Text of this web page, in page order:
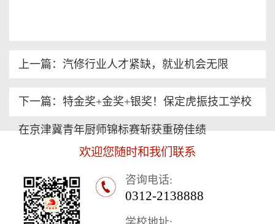
上一篇：汽修行业人才紧缺，就业机会无限
下一篇：特金奖+金奖+银奖！保定虎振技工学校
在京津冀青年厨师锦标赛斩获重磅佳绩
欢迎您随时和我们联系
咨询电话:
0312-2138888